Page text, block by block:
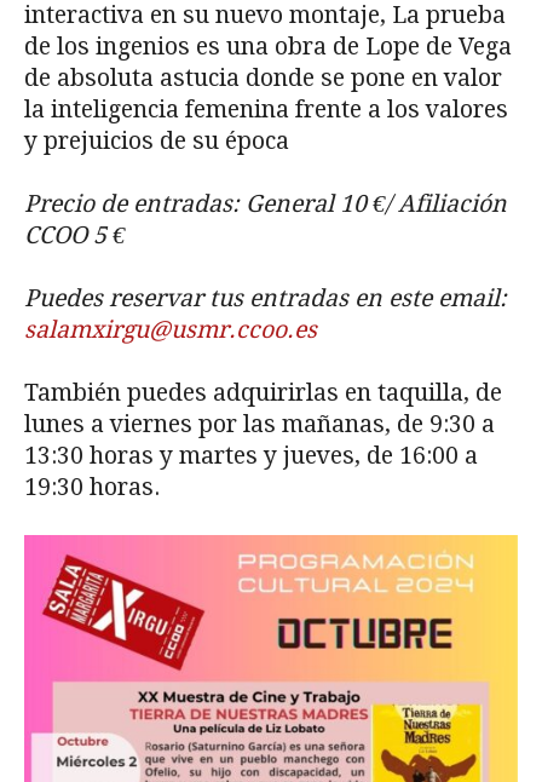
interactiva en su nuevo montaje, La prueba
de los ingenios es una obra de Lope de Vega
de absoluta astucia donde se pone en valor
la inteligencia femenina frente a los valores
y prejuicios de su época
Precio de entradas: General 10 €/ Afiliación
CCOO 5 €
Puedes reservar tus entradas en este email:
salamxirgu@usmr.ccoo.es
También puedes adquirirlas en taquilla, de
lunes a viernes por las mañanas, de 9:30 a
13:30 horas y martes y jueves, de 16:00 a
19:30 horas.